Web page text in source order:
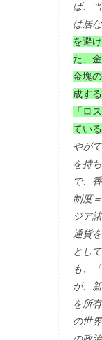
ば、
は居な
を避
た、
金塊
成す
「ロ
ている
やが
を持
で、
制度
ジア
通貨
とし
も、
が、
を所
の世